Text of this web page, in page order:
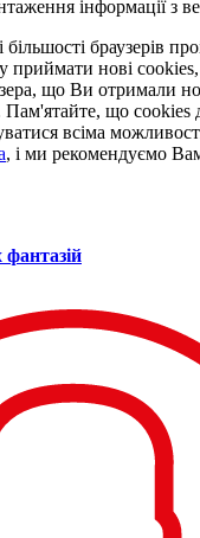
інформації з
браузерів
приймати нові
що Ви отримали
Пам'ятайте, що cookies
всіма
, і ми рекомендуємо